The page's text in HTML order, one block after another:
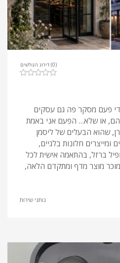
(0) דירוג הגולשים
פעם מסקר פה גם עסקים
או שלא… הפעם אני באמת
שהוא הבעלים של ליסמן
חלונות בלגיים,
ברזל, בהתאמה אישית לכל
מוצר מדף ומתקדם הלאה,
נותני שירות